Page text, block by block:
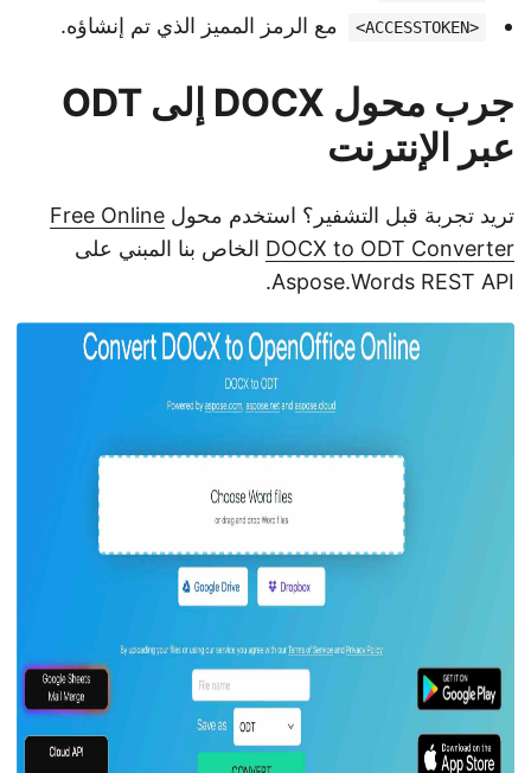
مع الرمز المميز الذي تم إنشاؤه.
جرب محول DOCX إلى ODT
عبر الإنترنت
تريد تجربة قبل التشفير؟ استخدم محول Free Online
DOCX to ODT Converterالخاص بنا المبني على
Aspose.Words REST API.